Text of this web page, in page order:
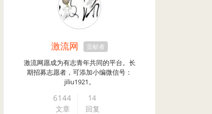
激流网 贡献者
激流网愿成为有志青年共同的平台。长
期招募志愿者，可添加小编微信号：
jiliu1921。
6144
文章
14
回复